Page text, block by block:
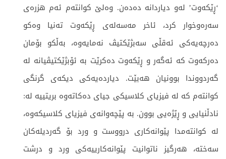
‘ڕێکەوت’ لەو دیاردانە دەدەن. وەلێ کوانتەم ئەم هزرەی
سەرەوخوار کرد، ئاخر مەسەلەی ڕێکەوت تەنیا وەکو
دەرچەیەکی ئەقڵی سەبژێکتیڤ نەمایەوە، بەڵکو بۆمان
دەرکەوت کە ئەگەر و ڕێکەوت دەکرێت بە ئۆبژێکتیڤیانە لە
گەردووندا بوونیان هەبێت. دیاردەیەکی دیکەی گرنگی
کوانتەم کە لە فیزیای کلاسیکی جیای دەکاتەوە بریتییە لە:
نادڵنیایی و ڕێژەیی بوون. بە پێچەوانەی فیزیای کلاسیکەوە،
لە کوانتەمدا پێوانەکاری درووست و ورد بۆ گەردیلەکان
سەختە، هەرگیز ناتوانیت پێوانەکارییەکی ورد و درشت